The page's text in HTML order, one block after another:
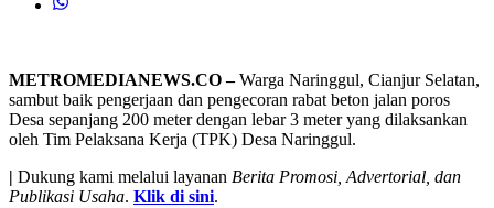
METROMEDIANEWS.CO –Warga Naringgul, Cianjur Selatan,
sambut baik pengerjaan dan pengecoran rabat beton jalan poros
Desa sepanjang 200 meter dengan lebar 3 meter yang dilaksankan
oleh Tim Pelaksana Kerja (TPK) Desa Naringgul.
| Dukung kami melalui layanan Berita Promosi, Advertorial, dan
Publikasi Usaha. Klik di sini.